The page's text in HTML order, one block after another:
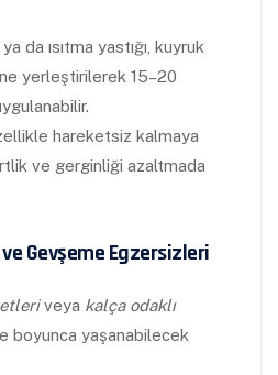
da ısıtma yastığı, kuyruk
yerleştirilerek 15–20
hareketsiz kalmaya
ve gerginliği azaltmada
Gevşeme Egzersizleri
veya kalça odaklı
boyunca yaşanabilecek